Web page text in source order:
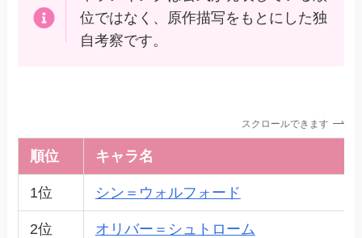
位ではなく、原作描写をもとにした独
自考察です。
スクロールできます
順位 キャラ名
1位 シン＝ウォルフォード
2位 オリバー＝シュトローム